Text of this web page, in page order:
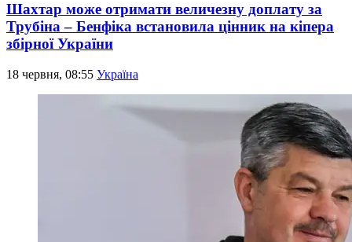
Шахтар може отримати величезну доплату за
Трубіна – Бенфіка встановила цінник на кіпера
збірної України
18 червня, 08:55 Україна